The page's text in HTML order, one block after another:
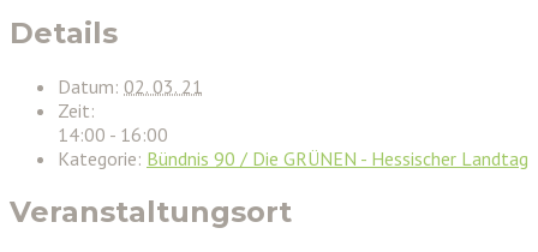
Details
Datum: 02. 03. 21
Zeit:
14:00 - 16:00
Kategorie: Bündnis 90 / Die GRÜNEN - Hessischer Landtag
Veranstaltungsort